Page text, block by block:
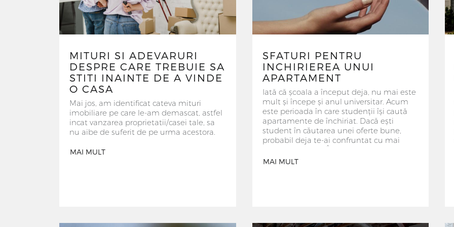
MITURI SI ADEVARURI
DESPRE CARE TREBUIE SA
STITI INAINTE DE A VINDE
O CASA
Mai jos, am identificat cateva mituri
imobiliare pe care le-am demascat, astfel
incat vanzarea proprietatii/casei tale, sa
nu aibe de suferit de pe urma acestora.
MAI MULT
SFATURI PENTRU
INCHIRIEREA UNUI
APARTAMENT
Iată că școala a început deja, nu mai este
mult și începe și anul universitar. Acum
este perioada în care studenții își caută
apartamente de închiriat. Dacă ești
student în căutarea unei oferte bune,
probabil deja te-ai confruntat cu mai
multe obstacole. Într-adevăr, nu este ușor
să găsești un apartament situat în zona
MAI MULT